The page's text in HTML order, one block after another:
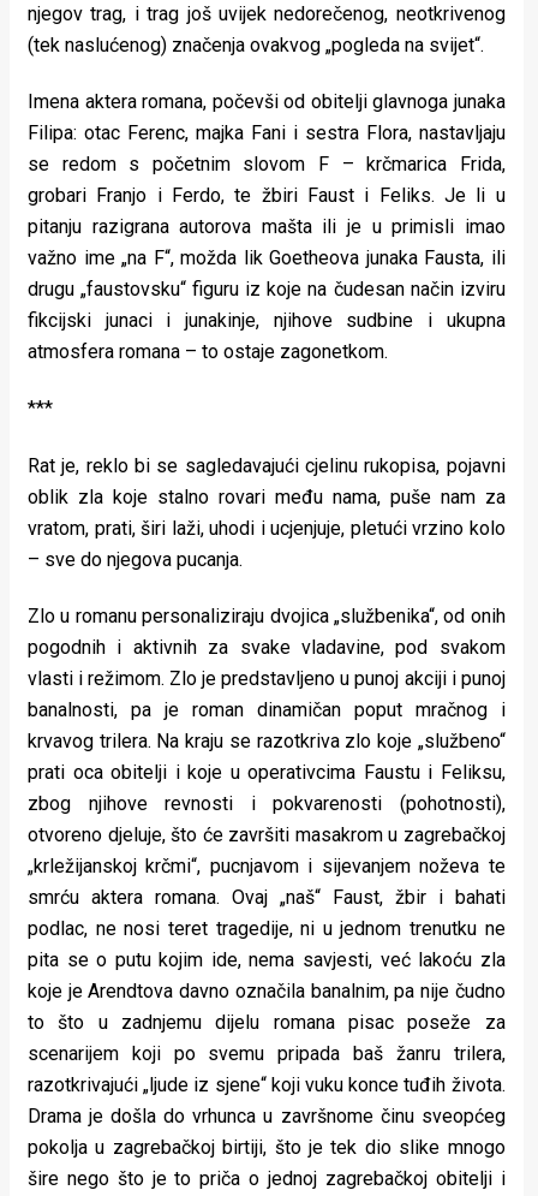
njegov trag, i trag još uvijek nedorečenog, neotkrivenog
(tek naslućenog) značenja ovakvog „pogleda na svijet“.
Imena aktera romana, počevši od obitelji glavnoga junaka
Filipa: otac Ferenc, majka Fani i sestra Flora, nastavljaju
se redom s početnim slovom F – krčmarica Frida,
grobari Franjo i Ferdo, te žbiri Faust i Feliks. Je li u
pitanju razigrana autorova mašta ili je u primisli imao
važno ime „na F“, možda lik Goetheova junaka Fausta, ili
drugu „faustovsku“ figuru iz koje na čudesan način izviru
fikcijski junaci i junakinje, njihove sudbine i ukupna
atmosfera romana – to ostaje zagonetkom.
***
Rat je, reklo bi se sagledavajući cjelinu rukopisa, pojavni
oblik zla koje stalno rovari među nama, puše nam za
vratom, prati, širi laži, uhodi i ucjenjuje, pletući vrzino kolo
– sve do njegova pucanja.
Zlo u romanu personaliziraju dvojica „službenika“, od onih
pogodnih i aktivnih za svake vladavine, pod svakom
vlasti i režimom. Zlo je predstavljeno u punoj akciji i punoj
banalnosti, pa je roman dinamičan poput mračnog i
krvavog trilera. Na kraju se razotkriva zlo koje „službeno“
prati oca obitelji i koje u operativcima Faustu i Feliksu,
zbog njihove revnosti i pokvarenosti (pohotnosti),
otvoreno djeluje, što će završiti masakrom u zagrebačkoj
„krležijanskoj krčmi“, pucnjavom i sijevanjem noževa te
smrću aktera romana. Ovaj „naš“ Faust, žbir i bahati
podlac, ne nosi teret tragedije, ni u jednom trenutku ne
pita se o putu kojim ide, nema savjesti, već lakoću zla
koje je Arendtova davno označila banalnim, pa nije čudno
to što u zadnjemu dijelu romana pisac poseže za
scenarijem koji po svemu pripada baš žanru trilera,
razotkrivajući „ljude iz sjene“ koji vuku konce tuđih života.
Drama je došla do vrhunca u završnome činu sveopćeg
pokolja u zagrebačkoj birtiji, što je tek dio slike mnogo
šire nego što je to priča o jednoj zagrebačkoj obitelji i